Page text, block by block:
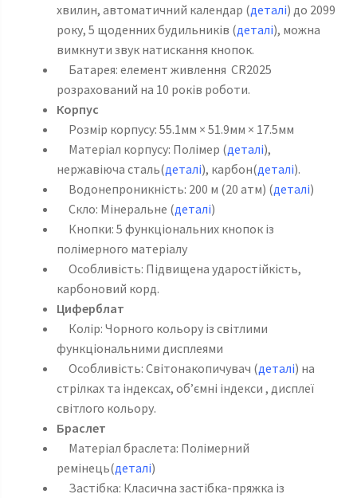
хвилин, автоматичний календар (деталі) до 2099
року, 5 щоденних будильників (деталі), можна
вимкнути звук натискання кнопок.
Батарея: елемент живлення CR2025
розрахований на 10 років роботи.
Корпус
Розмір корпусу: 55.1мм × 51.9мм × 17.5мм
Матеріал корпусу: Полімер (деталі),
нержавіюча сталь(деталі), карбон(деталі).
Водонепроникність: 200 м (20 атм) (деталі)
Скло: Мінеральне (деталі)
Кнопки: 5 функціональних кнопок із
полімерного матеріалу
Особливість: Підвищена ударостійкість,
карбоновий корд.
Циферблат
Колір: Чорного кольору із світлими
функціональними дисплеями
Особливість: Світонакопичувач (деталі) на
стрілках та індексах, обʼємні індекси , дисплеї
світлого кольору.
Браслет
Матеріал браслета: Полімерний
ремінець(деталі)
Застібка: Класична застібка-пряжка із